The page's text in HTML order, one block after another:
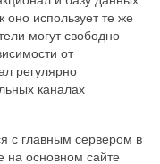
оно использует те же
могут свободно
от
регулярно
каналах
с главным сервером в
основном сайте